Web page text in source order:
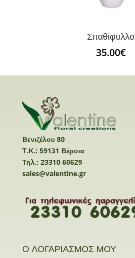
Σπαθίφυλλο
35.00€
Βενιζέλου 80
Τ.Κ.: 59131 Βέροια
Τηλ.: 23310 60629
sales@valentine.gr
Ο ΛΟΓΑΡΙΑΣΜΟΣ ΜΟΥ